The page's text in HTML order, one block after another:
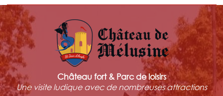
Château fort & Parc de loisirs
Une visite ludique avec de nombreuses attractions